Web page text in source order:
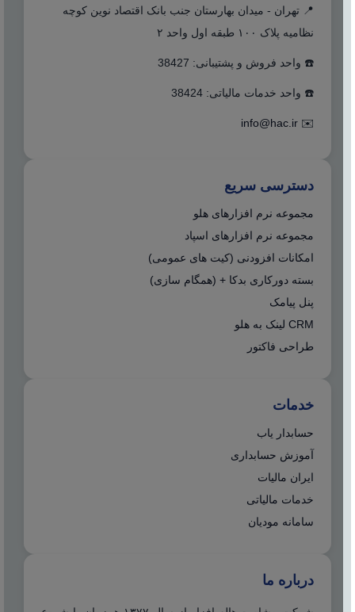
📍 تهران - میدان بهارستان جنب بانک اقتصاد نوین کوچه
نظامیه پلاک ۱۰۰ طبقه اول واحد ۲
☎️ واحد فروش و پشتیبانی: 38427
☎️ واحد خدمات مالیاتی: 38424
✉️
info@hac.ir
دسترسی سریع
مجموعه نرم افزارهای هلو
مجموعه نرم افزارهای اسپاد
امکانات افزودنی (کیت های عمومی)
بسته دورکاری بدکا + (همگام سازی)
پنل پیامک
CRM لینک به هلو
طراحی فاکتور
خدمات
حسابدار یاب
آموزش حسابداری
ایران مالیات
خدمات مالیاتی
سامانه مودیان
درباره ما